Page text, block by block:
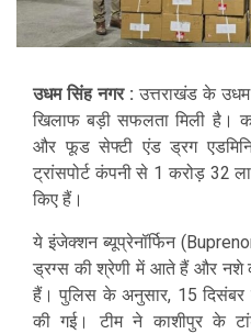
उधम सिंह नगर : उत्तराखंड के
खिलाफ बड़ी सफलता मिली है।
और फूड सेफ्टी एंड ड्रग
ट्रांसपोर्ट कंपनी से 1 करोड़ 32
किए हैं।
ये इंजेक्शन ब्यूप्रेनॉर्फिन
ड्रग्स की श्रेणी में आते हैं और नशे
हैं। पुलिस के अनुसार, 15 दिसंबर
की गई। टीम ने काशीपुर के